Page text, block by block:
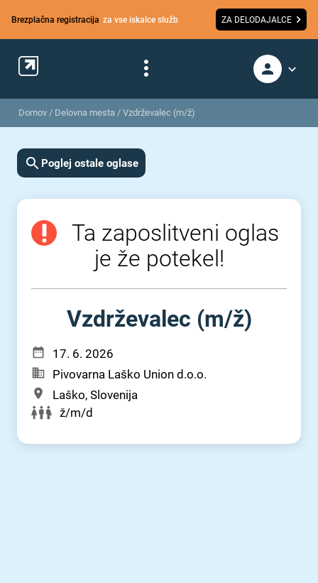
Brezplačna registracija za vse iskalce služb ZA DELODAJALCE
Domov / Delovna mesta / Vzdrževalec (m/ž)
Poglej ostale oglase
Ta zaposlitveni oglas
je že potekel!
Vzdrževalec (m⁠/⁠ž)
17. 6. 2026
Pivovarna Laško Union d.o.o.
Laško, Slovenija
ž/m/d